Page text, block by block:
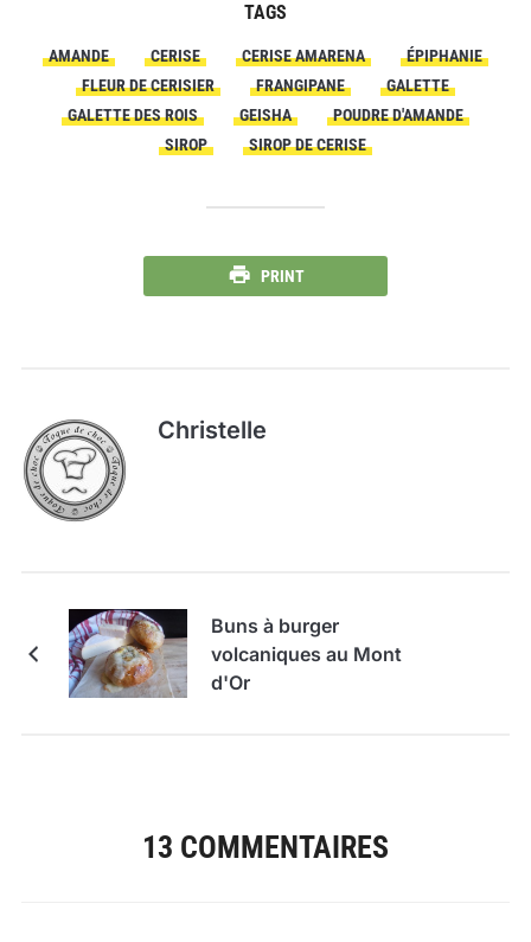
TAGS
AMANDE CERISE CERISE AMARENA
ÉPIPHANIE
FLEUR DE CERISIER
FRANGIPANE
GALETTE
GALETTE DES ROIS
GEISHA
POUDRE D'AMANDE
SIROP
SIROP DE CERISE
PRINT
Christelle
Buns à burger
volcaniques au Mont
d'Or
13 COMMENTAIRES